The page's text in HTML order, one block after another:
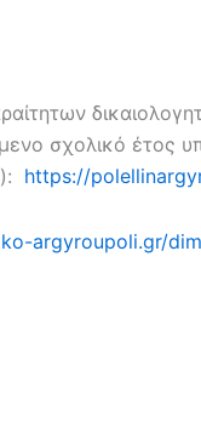
σχολικό
https://
argyroupoli.gr/